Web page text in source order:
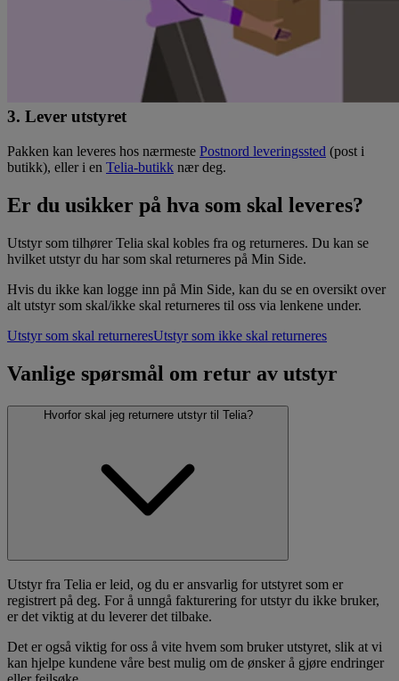
3. Lever utstyret
Pakken kan leveres hos nærmeste Postnord leveringssted (post i
butikk), eller i en Telia-butikk nær deg.
Er du usikker på hva som skal leveres?
Utstyr som tilhører Telia skal kobles fra og returneres. Du kan se
hvilket utstyr du har som skal returneres på Min Side.
Hvis du ikke kan logge inn på Min Side, kan du se en oversikt over
alt utstyr som skal/ikke skal returneres til oss via lenkene under.
Utstyr som skal returneresUtstyr som ikke skal returneres
Vanlige spørsmål om retur av utstyr
Hvorfor skal jeg returnere utstyr til Telia?
Utstyr fra Telia er leid, og du er ansvarlig for utstyret som er
registrert på deg. For å unngå fakturering for utstyr du ikke bruker,
er det viktig at du leverer det tilbake.
Det er også viktig for oss å vite hvem som bruker utstyret, slik at vi
kan hjelpe kundene våre best mulig om de ønsker å gjøre endringer